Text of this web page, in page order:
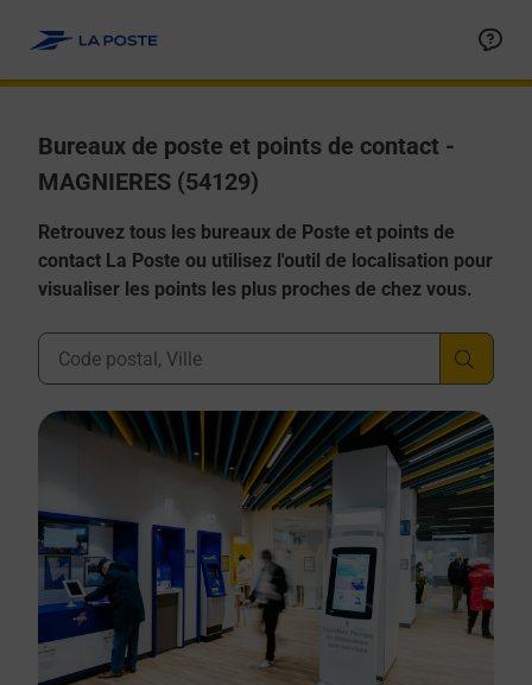
Bureaux de poste et points de contact -
MAGNIERES (54129)
Retrouvez tous les bureaux de Poste et points de
contact La Poste ou utilisez l'outil de localisation pour
visualiser les points les plus proches de chez vous.
Ville, Département, Code Postal